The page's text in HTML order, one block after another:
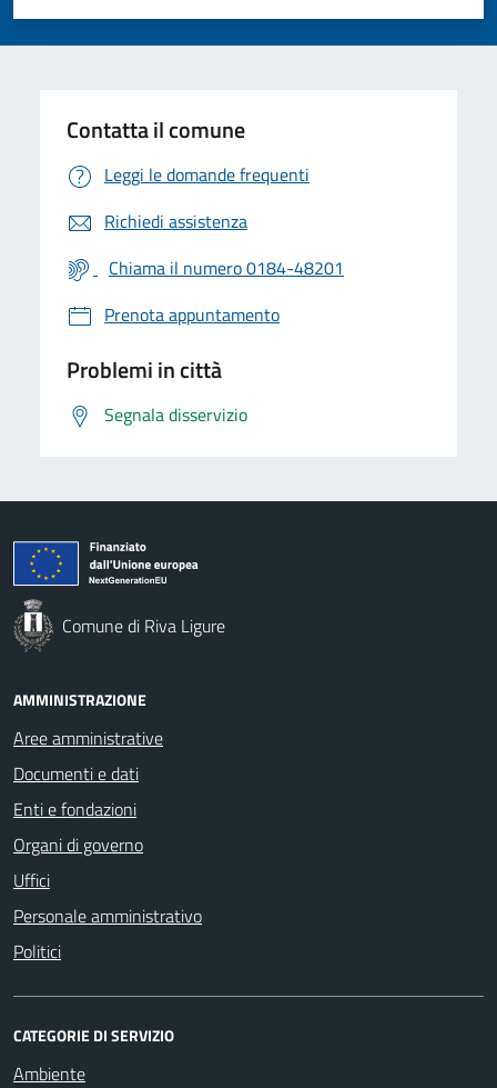
Valuta 5 stelle su 5
Valuta 4 stelle su 5
Valuta 3 stelle su 5
Valuta 2 stelle su 5
Valuta 1 stelle su 5
Contatta il comune
Leggi le domande frequenti
Richiedi assistenza
Chiama il numero 0184-48201
Prenota appuntamento
Problemi in città
Segnala disservizio
Comune di Riva Ligure
AMMINISTRAZIONE
Aree amministrative
Documenti e dati
Enti e fondazioni
Organi di governo
Uffici
Personale amministrativo
Politici
CATEGORIE DI SERVIZIO
Ambiente